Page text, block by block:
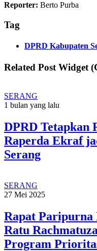
Reporter: Berto Purba
Tag
DPRD Kabupaten
Related Post Widget
SERANG
1 bulan yang lalu
DPRD Tetapkan
Raperda Ekraf
Serang
SERANG
27 Mei 2025
Rapat Paripurna
Ratu
Program